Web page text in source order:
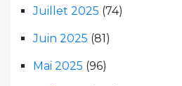
Juillet 2025 (74)
Juin 2025 (81)
Mai 2025 (96)